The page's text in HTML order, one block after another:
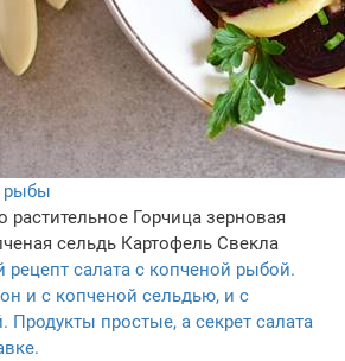
рыбы
растительное Горчица зерновая
сельдь Картофель Свекла
рецепт салата с копченой рыбой.
и с копченой сельдью, и с
Продукты простые, а секрет салата